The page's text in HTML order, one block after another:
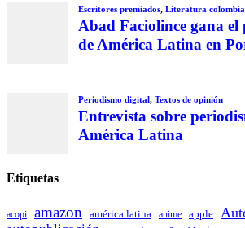
Escritores premiados, Literatura
Abad Faciolince gana el
de América Latina en
Periodismo digital, Textos de opinión
Entrevista sobre
América Latina
Etiquetas
acopi amazon américa latina anime apple